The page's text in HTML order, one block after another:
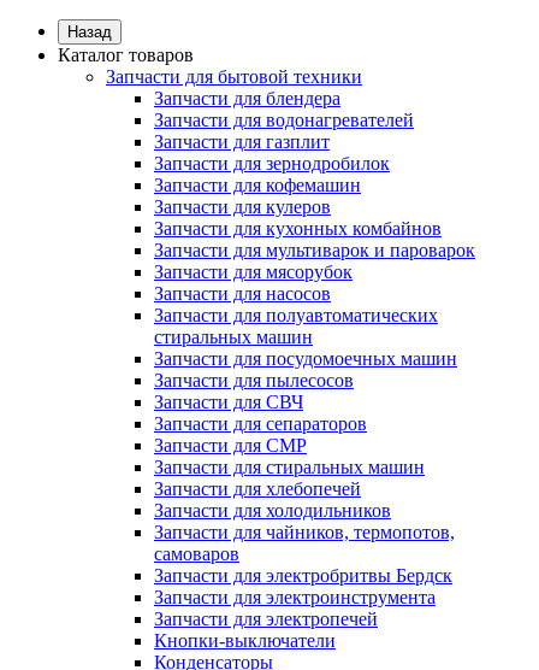
Назад
Каталог товаров
Запчасти для бытовой техники
Запчасти для блендера
Запчасти для водонагревателей
Запчасти для газплит
Запчасти для зернодробилок
Запчасти для кофемашин
Запчасти для кулеров
Запчасти для кухонных комбайнов
Запчасти для мультиварок и пароварок
Запчасти для мясорубок
Запчасти для насосов
Запчасти для полуавтоматических
стиральных машин
Запчасти для посудомоечных машин
Запчасти для пылесосов
Запчасти для СВЧ
Запчасти для сепараторов
Запчасти для СМР
Запчасти для стиральных машин
Запчасти для хлебопечей
Запчасти для холодильников
Запчасти для чайников, термопотов,
самоваров
Запчасти для электробритвы Бердск
Запчасти для электроинструмента
Запчасти для электропечей
Кнопки-выключатели
Конденсаторы